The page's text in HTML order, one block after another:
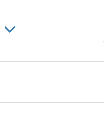
konekiväärikomppania
(Jatkosota)
14.
(Jatkosota)